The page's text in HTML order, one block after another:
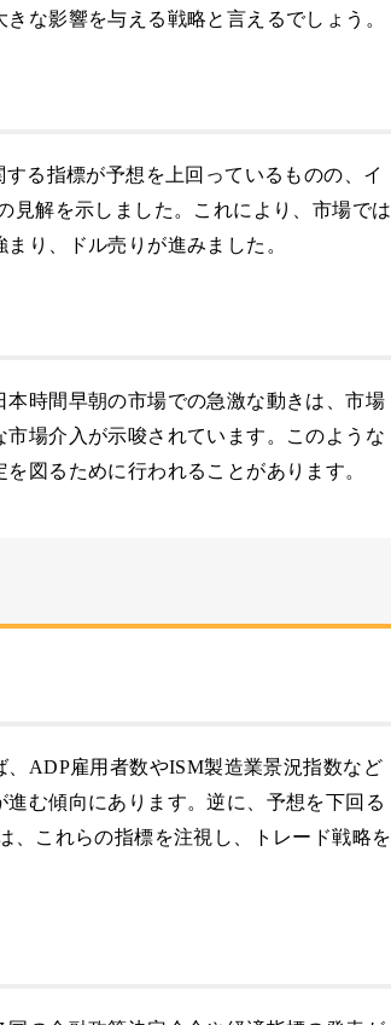
な影響を与える戦略と言えるでしょう。
る指標が予想を上回っているものの、イ
見解を示しました。これにより、市場では
り、ドル売りが進みました。
時間早朝の市場での急激な動きは、市場
場介入が示唆されています。このような
図るために行われることがあります。
ADP雇用者数やISM製造業景況指数など
む傾向にあります。逆に、予想を下回る
、これらの指標を注視し、トレード戦略を